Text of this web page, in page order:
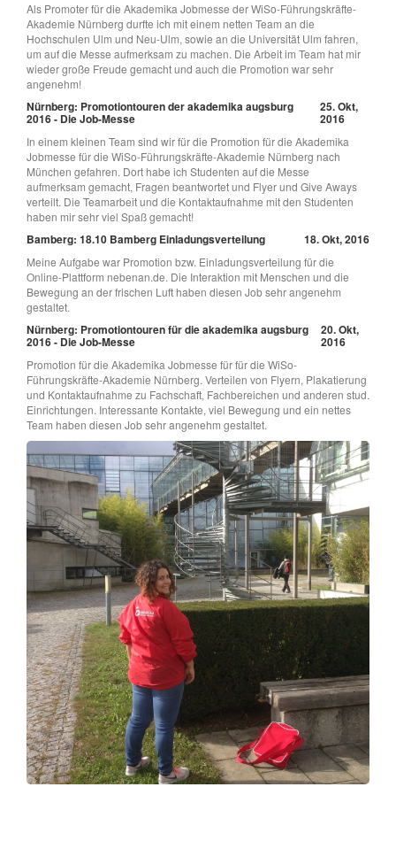
Als Promoter für die Akademika Jobmesse der WiSo-Führungskräfte-
Akademie Nürnberg durfte ich mit einem netten Team an die
Hochschulen Ulm und Neu-Ulm, sowie an die Universität Ulm fahren,
um auf die Messe aufmerksam zu machen. Die Arbeit im Team hat mir
wieder große Freude gemacht und auch die Promotion war sehr
angenehm!
Nürnberg: Promotiontouren der akademika augsburg
2016 - Die Job-Messe
25. Okt,
2016
In einem kleinen Team sind wir für die Promotion für die Akademika
Jobmesse für die WiSo-Führungskräfte-Akademie Nürnberg nach
München gefahren. Dort habe ich Studenten auf die Messe
aufmerksam gemacht, Fragen beantwortet und Flyer und Give Aways
verteilt. Die Teamarbeit und die Kontaktaufnahme mit den Studenten
haben mir sehr viel Spaß gemacht!
Bamberg: 18.10 Bamberg Einladungsverteilung 18. Okt, 2016
Meine Aufgabe war Promotion bzw. Einladungsverteilung für die
Online-Plattform nebenan.de. Die Interaktion mit Menschen und die
Bewegung an der frischen Luft haben diesen Job sehr angenehm
gestaltet.
Nürnberg: Promotiontouren für die akademika augsburg
2016 - Die Job-Messe
20. Okt,
2016
Promotion für die Akademika Jobmesse für für die WiSo-
Führungskräfte-Akademie Nürnberg. Verteilen von Flyern, Plakatierung
und Kontaktaufnahme zu Fachschaft, Fachbereichen und anderen stud.
Einrichtungen. Interessante Kontakte, viel Bewegung und ein nettes
Team haben diesen Job sehr angenehm gestaltet.